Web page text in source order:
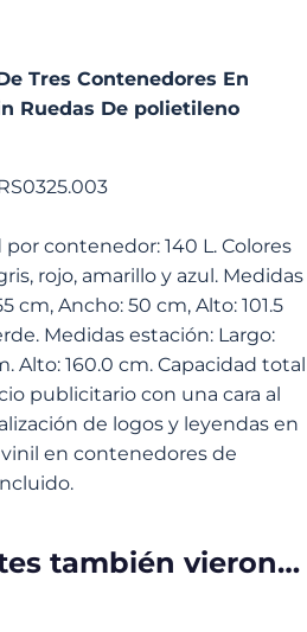
Tres Contenedores En
Ruedas De polietileno
por contenedor: 140 L. Colores
rojo, amarillo y azul. Medidas
cm, Ancho: 50 cm, Alto: 101.5
Medidas estación: Largo:
Alto: 160.0 cm. Capacidad total
publicitario con una cara al
de logos y leyendas en
en contenedores de
también vieron…